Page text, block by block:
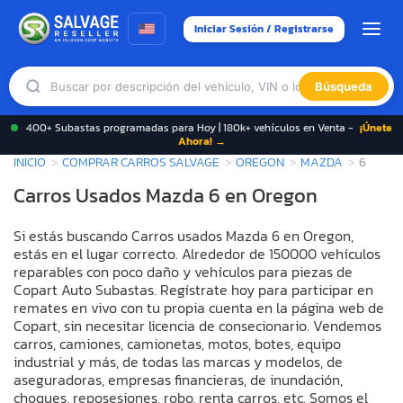
Iniciar Sesión / Registrarse
Búsqueda
400+ Subastas programadas para Hoy | 180k+ vehículos en Venta - ¡Únete
Ahora! →
INICIO COMPRAR CARROS SALVAGE OREGON MAZDA 6
Carros Usados Mazda 6 en Oregon
Si estás buscando Carros usados Mazda 6 en Oregon,
estás en el lugar correcto. Alrededor de 150000 vehículos
reparables con poco daño y vehículos para piezas de
Copart Auto Subastas. Regístrate hoy para participar en
remates en vivo con tu propia cuenta en la página web de
Copart, sin necesitar licencia de consecionario. Vendemos
carros, camiones, camionetas, motos, botes, equipo
industrial y más, de todas las marcas y modelos, de
aseguradoras, empresas financieras, de inundación,
choques, reposesiones, robo, renta carros, etc. Somos el